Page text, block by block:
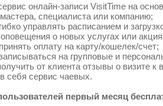
онлайн-записи VisitTime на
специалиста или компанию;
управлять расписанием и
о новых услугах или
оплату на карту/кошелек/счет;
на групповые и
от клиента отзывы о визите к
себя сервис чаевых.
первый месяц